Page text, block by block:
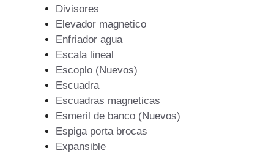
Divisores
Elevador magnetico
Enfriador agua
Escala lineal
Escoplo (Nuevos)
Escuadra
Escuadras magneticas
Esmeril de banco (Nuevos)
Espiga porta brocas
Expansible